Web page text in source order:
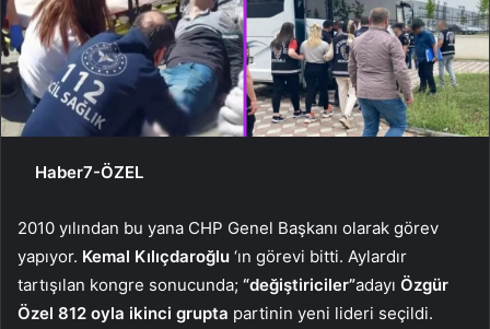
Haber7-ÖZEL
2010 yılından bu yana CHP Genel Başkanı olarak görev
yapıyor. Kemal Kılıçdaroğlu ‘ın görevi bitti. Aylardır
tartışılan kongre sonucunda; “değiştiriciler”adayı Özgür
Özel 812 oyla ikinci grupta partinin yeni lideri seçildi.